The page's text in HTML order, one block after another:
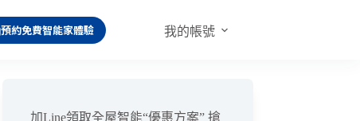
預約免費智能家體驗 我的帳號
加Line領取全屋智能“優惠方案” 搶